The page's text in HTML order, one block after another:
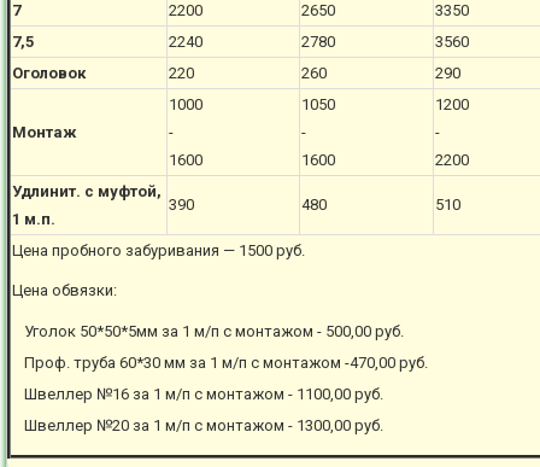
7
2200 2650
3350
7,5
2240 2780
3560
Оголовок
220 260 290
Монтаж
1000
-
1600
1050
-
1600
1200
-
2200
Удлинит. с муфтой,
1 м.п.
390 480 510
Цена пробного забуривания — 1500 руб.
Цена обвязки:
Уголок 50*50*5мм за 1 м/п с монтажом - 500,00 руб.
Проф. труба 60*30 мм за 1 м/п с монтажом -470,00 руб.
Швеллер №16 за 1 м/п с монтажом - 1100,00 руб.
Швеллер №20 за 1 м/п с монтажом - 1300,00 руб.